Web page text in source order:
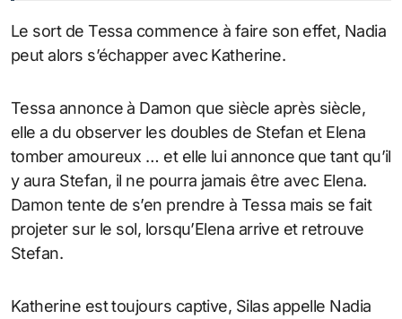
Le sort de Tessa commence à faire son effet, Nadia
peut alors s’échapper avec Katherine.
Tessa annonce à Damon que siècle après siècle,
elle a du observer les doubles de Stefan et Elena
tomber amoureux … et elle lui annonce que tant qu’il
y aura Stefan, il ne pourra jamais être avec Elena.
Damon tente de s’en prendre à Tessa mais se fait
projeter sur le sol, lorsqu’Elena arrive et retrouve
Stefan.
Katherine est toujours captive, Silas appelle Nadia